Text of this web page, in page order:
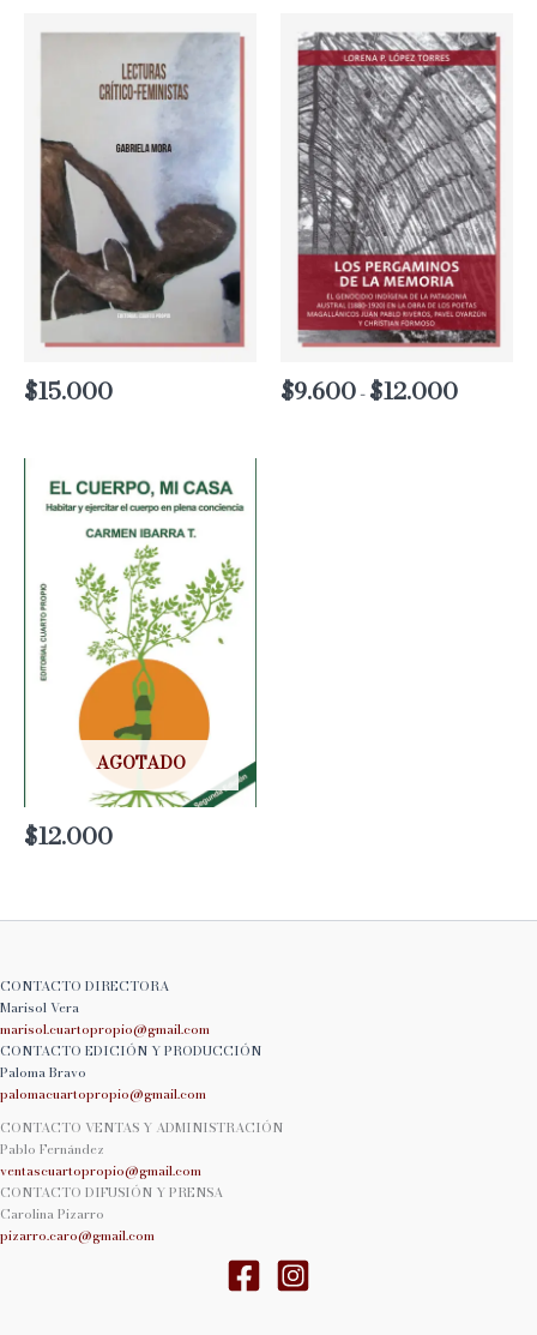
$15.000 $9.600- $12.000Rango
AGOTADO
$12.000
CONTACTO DIRECTORA
Marisol Vera
marisol.cuartopropio@gmail.com
CONTACTO EDICIÓN Y PRODUCCIÓN
Paloma Bravo
palomacuartopropio@gmail.com
CONTACTO VENTAS Y ADMINISTRACIÓN
Pablo Fernández
ventascuartopropio@gmail.com
CONTACTO DIFUSIÓN Y PRENSA
Carolina Pizarro
pizarro.caro@gmail.com